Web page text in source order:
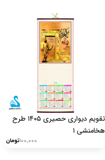
تقویم دیواری حصیری ۱۴۰۵ طرح
هخامنشی ۱
۱۰۰,۰۰۰تومان